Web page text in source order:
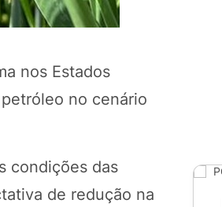
nos Estados
no cenário
condições das
de redução na
Fertilizante Líquido